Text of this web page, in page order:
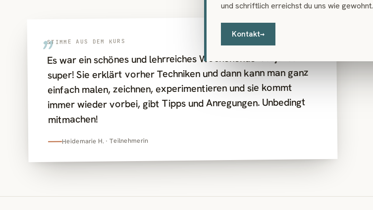
und schriftlich erreichst du uns wie gewohnt.
Kontakt→
„STIMME AUS DEM KURS
Es war ein schönes und lehrreiches Wochenende. Julija ist
super! Sie erklärt vorher Techniken und dann kann man ganz
einfach malen, zeichnen, experimentieren und sie kommt
immer wieder vorbei, gibt Tipps und Anregungen. Unbedingt
mitmachen!
Heidemarie H. · Teilnehmerin